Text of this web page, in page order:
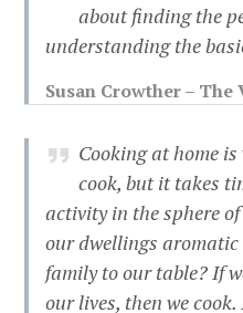
about finding the
understanding the
Susan Crowther – The
Cooking at home
cook, but it takes
activity in the sphere
our dwellings
family to our table? If
our lives, then we